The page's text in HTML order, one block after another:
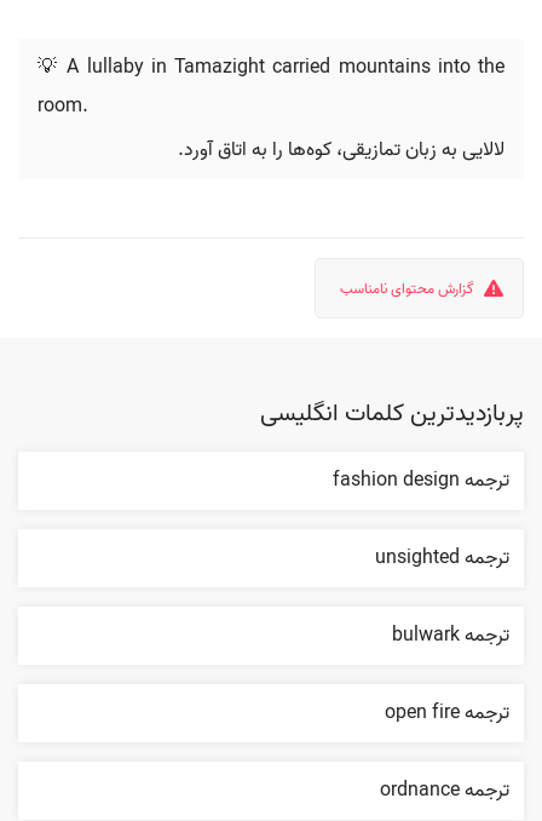
💡 A lullaby in Tamazight carried mountains into the
room.
لالایی به زبان تمازیقی، کوه‌ها را به اتاق آورد.
گزارش محتوای نامناسب
پربازدیدترین کلمات انگلیسی
ترجمه fashion design
ترجمه unsighted
ترجمه bulwark
ترجمه open fire
ترجمه ordnance